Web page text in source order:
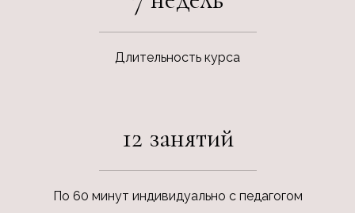
Длительность курса
12 занятий
По 60 минут индивидуально с педагогом